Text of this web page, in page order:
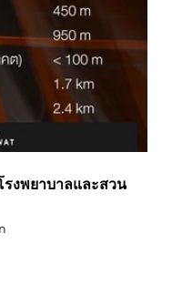
งพยาบาลและสวน